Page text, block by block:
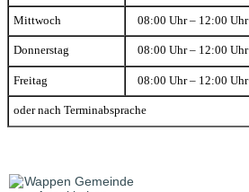
Mittwoch 08:00 Uhr – 12:00 Uhr
Donnerstag 08:00 Uhr – 12:00 Uhr
Freitag 08:00 Uhr – 12:00 Uhr
oder nach Terminabsprache